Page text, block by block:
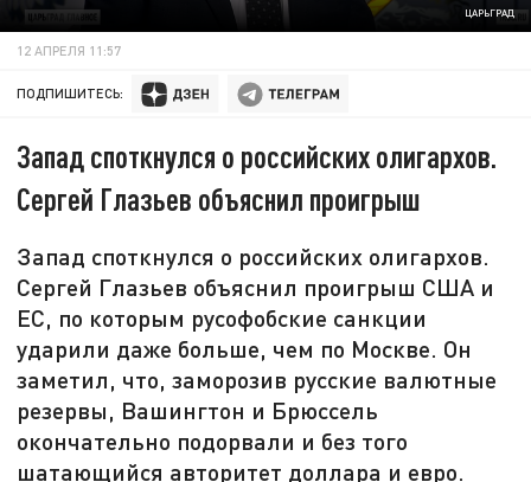
ЦАРЬГРАД
12 АПРЕЛЯ 11:57
ПОДПИШИТЕСЬ:
Запад споткнулся о российских олигархов.
Сергей Глазьев объяснил проигрыш
Запад споткнулся о российских олигархов.
Сергей Глазьев объяснил проигрыш США и
ЕС, по которым русофобские санкции
ударили даже больше, чем по Москве. Он
заметил, что, заморозив русские валютные
резервы, Вашингтон и Брюссель
окончательно подорвали и без того
шатающийся авторитет доллара и евро.